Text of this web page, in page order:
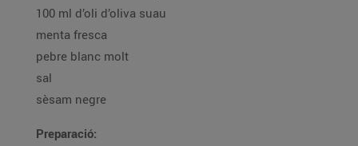
100 ml d’oli d’oliva suau
menta fresca
pebre blanc molt
sal
sèsam negre
Preparació: